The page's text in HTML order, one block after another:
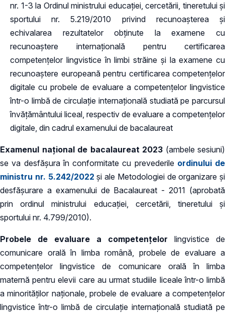
nr. 1-3 la Ordinul ministrului educației, cercetării, tineretului și
sportului nr. 5.219/2010 privind recunoașterea și
echivalarea rezultatelor obținute la examene cu
recunoaștere internațională pentru certificarea
competențelor lingvistice în limbi străine și la examene cu
recunoaștere europeană pentru certificarea competențelor
digitale cu probele de evaluare a competențelor lingvistice
într-o limbă de circulație internațională studiată pe parcursul
învățământului liceal, respectiv de evaluare a competențelor
digitale, din cadrul examenului de bacalaureat
Examenul național de bacalaureat 2023 (ambele sesiuni)
se va desfăşura în conformitate cu prevederile ordinului de
ministru nr. 5.242/2022 și ale Metodologiei de organizare şi
desfăşurare a examenului de Bacalaureat - 2011 (aprobată
prin ordinul ministrului educaţiei, cercetării, tineretului şi
sportului nr. 4.799/2010).
Probele de evaluare a competenţelor lingvistice de
comunicare orală în limba română, probele de evaluare a
competenţelor lingvistice de comunicare orală în limba
maternă pentru elevii care au urmat studiile liceale într-o limbă
a minorităţilor naţionale, probele de evaluare a competenţelor
lingvistice într-o limbă de circulaţie internaţională studiată pe